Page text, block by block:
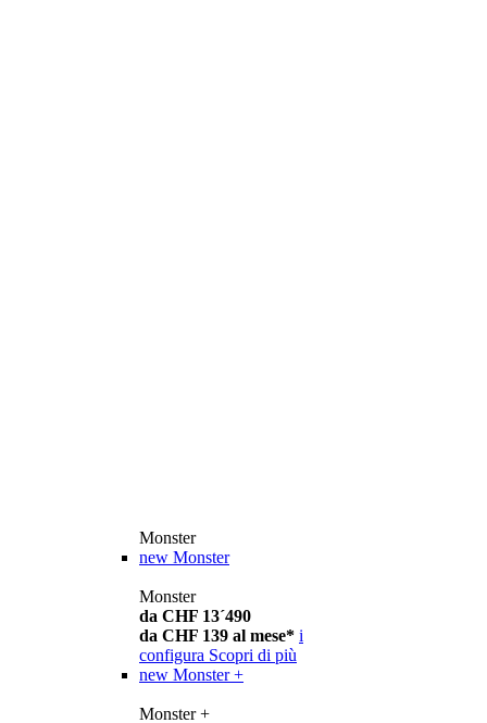
Monster
new Monster
Monster
da CHF 13´490
da CHF 139 al mese* i
configura Scopri di più
new Monster +
Monster +